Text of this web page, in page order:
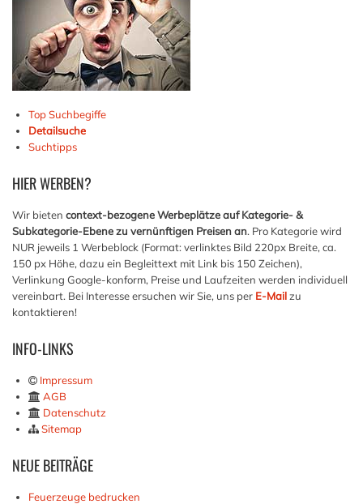
Top Suchbegiffe
Detailsuche
Suchtipps
HIERWERBEN?
Wir bieten context-bezogene Werbeplätze auf Kategorie- &
Subkategorie-Ebene zu vernünftigen Preisen an. Pro Kategorie wird
NUR jeweils 1 Werbeblock (Format: verlinktes Bild 220px Breite, ca.
150 px Höhe, dazu ein Begleittext mit Link bis 150 Zeichen),
Verlinkung Google-konform, Preise und Laufzeiten werden individuell
vereinbart. Bei Interesse ersuchen wir Sie, uns per E-Mailzu
kontaktieren!
INFO-LINKS
Impressum
AGB
Datenschutz
Sitemap
NEUEBEITRÄGE
Feuerzeuge bedrucken